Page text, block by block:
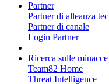
Partner
Partner di alleanza
Partner di canale
Login Partner
Ricerca sulle minacce
Team82 Home
Threat Intelligence